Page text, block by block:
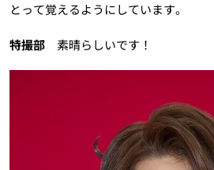
とって覚えるようにしています。
特撮部素晴らしいです！